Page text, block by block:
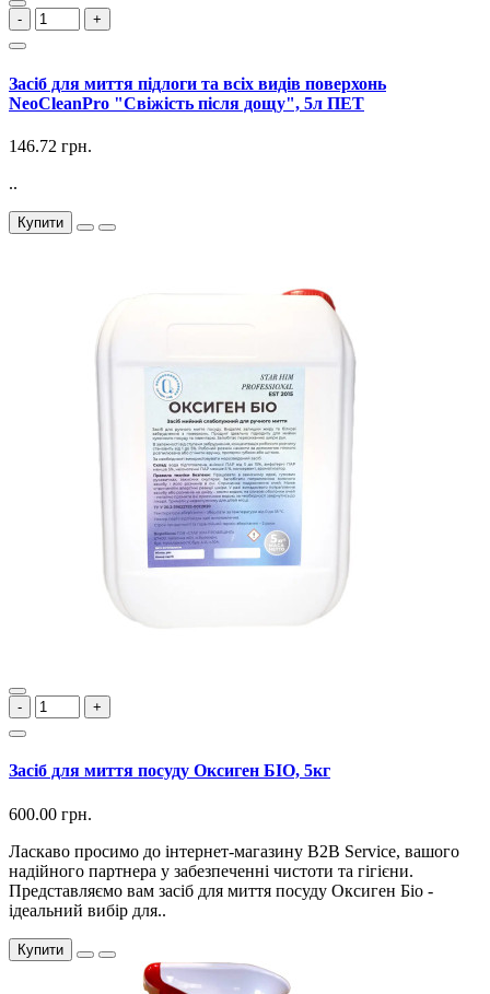
- +
Засіб для миття підлоги та всіх видів поверхонь
NeoCleanPro "Свіжість після дощу", 5л ПЕТ
146.72 грн.
..
Купити
- +
Засіб для миття посуду Оксиген БІО, 5кг
600.00 грн.
Ласкаво просимо до інтернет-магазину B2B Service, вашого
надійного партнера у забезпеченні чистоти та гігієни.
Представляємо вам засіб для миття посуду Оксиген Біо -
ідеальний вибір для..
Купити